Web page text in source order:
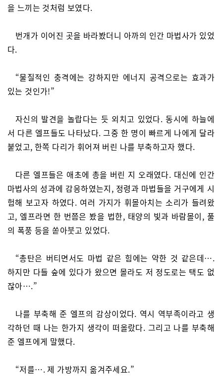
을 느끼는 것처럼 보였다.
번개가 이어진 곳을 바라봤더니 아까의 인간 마법사가 있었
다.
“물질적인 충격에는 강하지만 에너지 공격으로는 효과가
있는 것인가!”
자신의 발견을 놀랍다는 듯 외치고 있었다. 동시에 하늘에
서 다른 엘프들도 나타났다. 그중 한 명이 빠르게 나에게 달라
붙었고, 한쪽 다리가 휘어져 버린 나를 부축하고자 했다.
다른 엘프들은 애초에 총을 버린 지 오래였다. 대신에 인간
마법사의 성과에 감응하였는지, 정령과 마법들을 거구에게 시
험해 보고자 하였다. 여러 가지가 휘몰아치는 소리가 들려왔
고, 엘프라면 한 번쯤은 봤을 법한, 태양의 빛과 바람몰이, 풀
의 폭풍 등을 쏟아붓고 있었다.
“총탄은 버티면서도 마법 같은 힘에는 약한 것 같은데….
하지만 다들 숲에 있다가 왔으면 몰라도 저 정도로는 택도 없
잖아….”
나를 부축해 준 엘프의 감상이었다. 역시 역부족이라고 생
각하던 때 나는 한가지 생각이 떠올랐다. 그리고 나를 부축해
준 엘프에게 말했다.
“저를…. 제 가방까지 옮겨주세요.”